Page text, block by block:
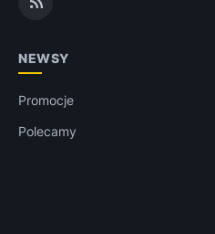
NEWSY
Promocje
Polecamy